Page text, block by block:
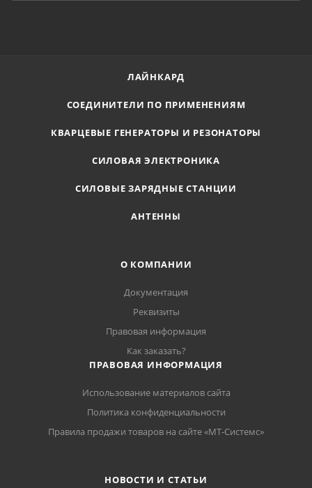
ЛАЙНКАРД
СОЕДИНИТЕЛИ ПО ПРИМЕНЕНИЯМ
КВАРЦЕВЫЕ ГЕНЕРАТОРЫ И РЕЗОНАТОРЫ
СИЛОВАЯ ЭЛЕКТРОНИКА
СИЛОВЫЕ ЗАРЯДНЫЕ СТАНЦИИ
АНТЕННЫ
О КОМПАНИИ
Документация
Реквизиты
Правовая информация
Как заказать?
ПРАВОВАЯ ИНФОРМАЦИЯ
Использование материалов сайта
Политика конфиденциальности
Правила продажи товаров на сайте «МТ-Системс»
НОВОСТИ И СТАТЬИ